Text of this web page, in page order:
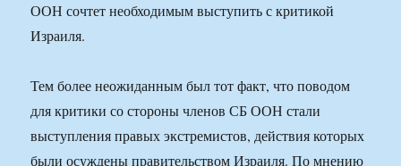
ООН сочтет необходимым выступить с критикой
Израиля.
Тем более неожиданным был тот факт, что поводом
для критики со стороны членов СБ ООН стали
выступления правых экстремистов, действия которых
были осуждены правительством Израиля. По мнению